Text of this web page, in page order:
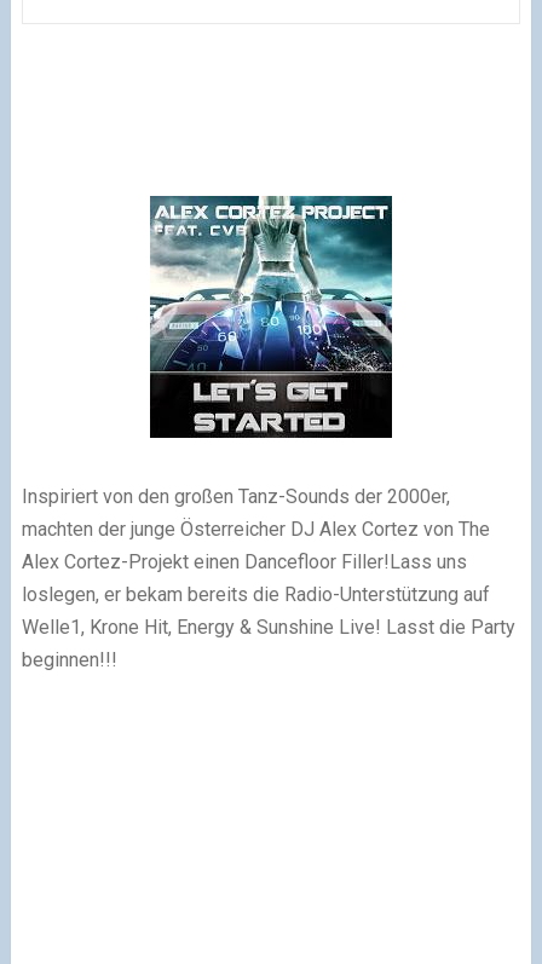
Inspiriert von den großen Tanz-Sounds der 2000er,
machten der junge Österreicher DJ Alex Cortez von The
Alex Cortez-Projekt einen Dancefloor Filler!Lass uns
loslegen, er bekam bereits die Radio-Unterstützung auf
Welle1, Krone Hit, Energy & Sunshine Live! Lasst die Party
beginnen!!!